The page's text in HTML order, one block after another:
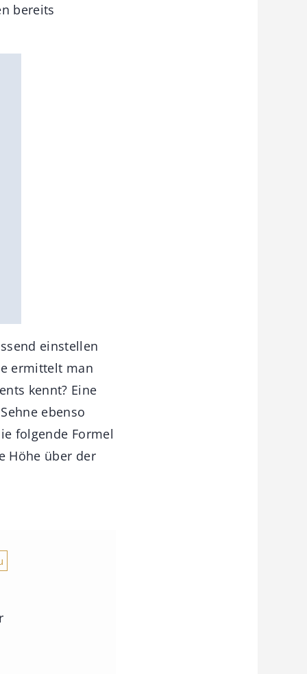
bereits
einstellen
ermittelt man
kennt? Eine
ebenso
folgende Formel
Höhe über der